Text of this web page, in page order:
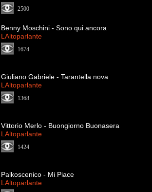
2500
Benny Moschini - Sono qui ancora
LAltoparlante
1674
Giuliano Gabriele - Tarantella nova
LAltoparlante
1368
Vittorio Merlo - Buongiorno Buonasera
LAltoparlante
1424
Palkoscenico - Mi Piace
LAltoparlante